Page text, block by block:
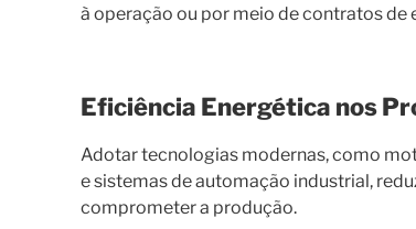
à operação ou por meio de contratos de
Eficiência Energética nos
Adotar tecnologias modernas, como
e sistemas de automação industrial,
comprometer a produção.